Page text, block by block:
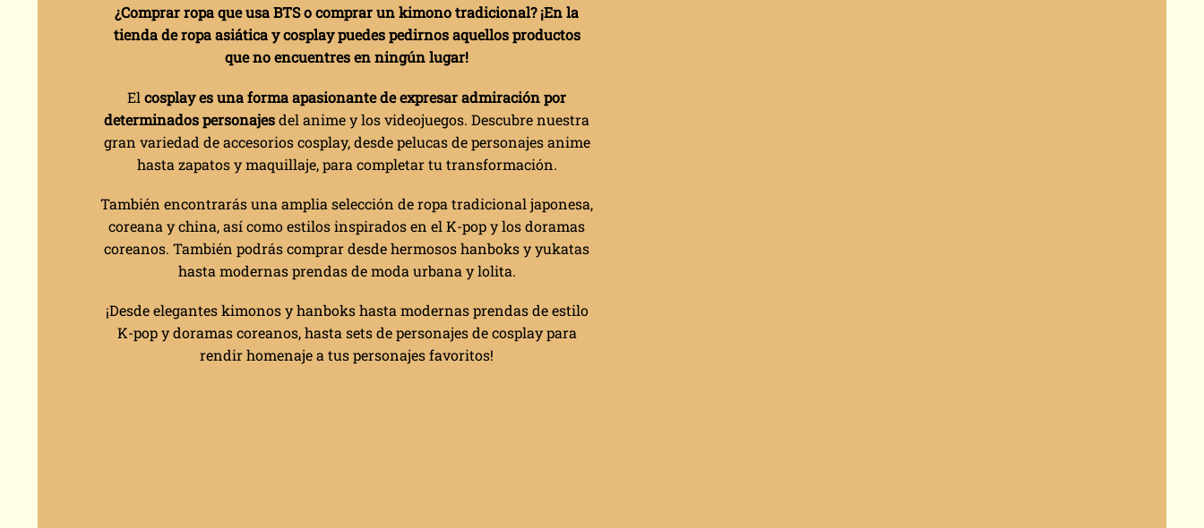
¿Comprar ropa que usa BTS o comprar un kimono tradicional? ¡En la
tienda de ropa asiática y cosplay puedes pedirnos aquellos productos
que no encuentres en ningún lugar!
El cosplay es una forma apasionante de expresar admiración por
determinados personajesdel anime y los videojuegos. Descubre nuestra
gran variedad de accesorios cosplay, desde pelucas de personajes anime
hasta zapatos y maquillaje, para completar tu transformación.
También encontrarás una amplia selección de ropa tradicional japonesa,
coreana y china, así como estilos inspirados en el K-pop y los doramas
coreanos. También podrás comprar desde hermosos hanboks y yukatas
hasta modernas prendas de moda urbana y lolita.
¡Desde elegantes kimonos y hanboks hasta modernas prendas de estilo
K-pop y doramas coreanos, hasta sets de personajes de cosplay para
rendir homenaje a tus personajes favoritos!